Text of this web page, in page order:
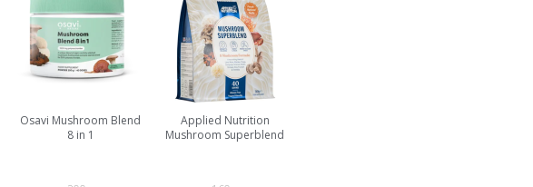
Osavi Mushroom Blend
8 in 1
Applied Nutrition
Mushroom Superblend